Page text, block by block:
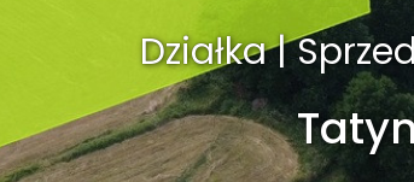
Działka |
Mieszkanie |